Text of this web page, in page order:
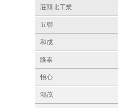
莊頭北工業
五聯
和成
隆泰
怡心
鴻茂